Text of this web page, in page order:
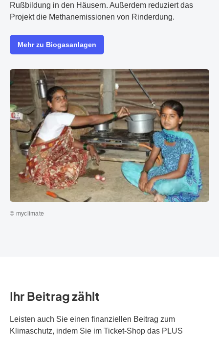
Rußbildung in den Häusern. Außerdem reduziert das
Projekt die Methanemissionen von Rinderdung.
Mehr zu Biogasanlagen
© myclimate
Ihr Beitrag zählt
Leisten auch Sie einen finanziellen Beitrag zum
Klimaschutz, indem Sie im Ticket-Shop das PLUS